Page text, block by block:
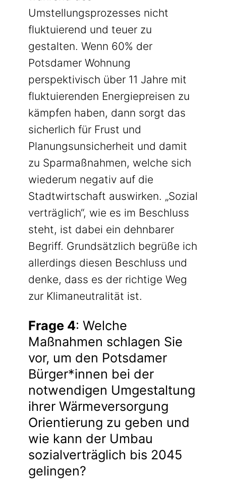
Umstellungsprozesses nicht
fluktuierend und teuer zu
gestalten. Wenn 60% der
Potsdamer Wohnung
perspektivisch über 11 Jahre mit
fluktuierenden Energiepreisen zu
kämpfen haben, dann sorgt das
sicherlich für Frust und
Planungsunsicherheit und damit
zu Sparmaßnahmen, welche sich
wiederum negativ auf die
Stadtwirtschaft auswirken. „Sozial
verträglich“, wie es im Beschluss
steht, ist dabei ein dehnbarer
Begriff. Grundsätzlich begrüße ich
allerdings diesen Beschluss und
denke, dass es der richtige Weg
zur Klimaneutralität ist.
Frage 4: Welche
Maßnahmen schlagen Sie
vor, um den Potsdamer
Bürger*innen bei der
notwendigen Umgestaltung
ihrer Wärmeversorgung
Orientierung zu geben und
wie kann der Umbau
sozialverträglich bis 2045
gelingen?